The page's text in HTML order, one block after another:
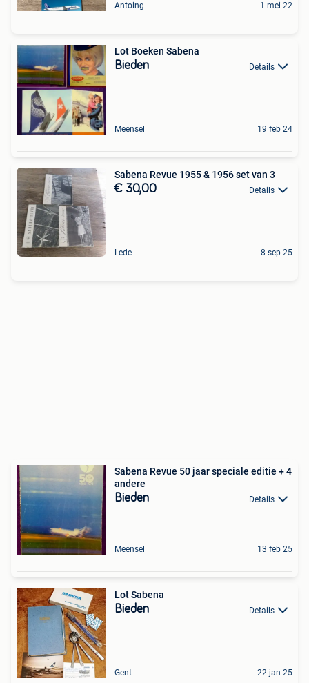
Antoing 1 mei 22
Lot Boeken Sabena
Bieden Details
Meensel 19 feb 24
Sabena Revue 1955 & 1956 set van 3
€ 30,00 Details
Lede 8 sep 25
Sabena Revue 50 jaar speciale editie + 4
andere
Bieden Details
Meensel 13 feb 25
Lot Sabena
Bieden Details
Gent 22 jan 25